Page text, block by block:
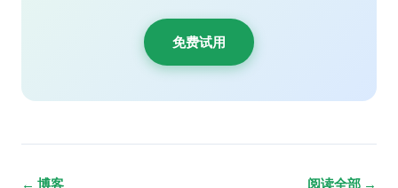
免费试用
← 博客 阅读全部 →